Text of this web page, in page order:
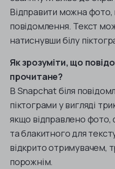
Відправити можна фото,
повідомлення. Текст
натиснувши білу
Як зрозуміти, що
прочитане?
В Snapchat біля
піктограми у вигляді
якщо відправлено фото,
та блакитного для
відкрито отримувачем,
порожнім.